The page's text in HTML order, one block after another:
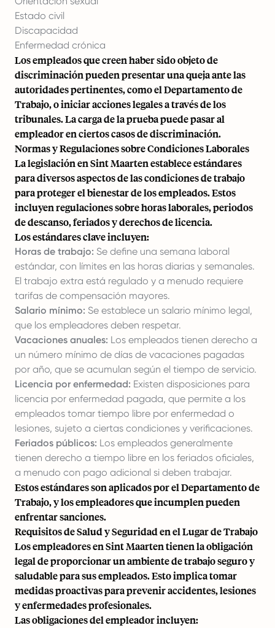
Estado civil
Discapacidad
Enfermedad crónica
Los empleados que creen haber sido objeto de
discriminación pueden presentar una queja ante las
autoridades pertinentes, como el Departamento de
Trabajo, o iniciar acciones legales a través de los
tribunales. La carga de la prueba puede pasar al
empleador en ciertos casos de discriminación.
Normas y Regulaciones sobre Condiciones Laborales
La legislación en Sint Maarten establece estándares
para diversos aspectos de las condiciones de trabajo
para proteger el bienestar de los empleados. Estos
incluyen regulaciones sobre horas laborales, periodos
de descanso, feriados y derechos de licencia.
Los estándares clave incluyen:
Horas de trabajo: Se define una semana laboral
estándar, con límites en las horas diarias y semanales.
El trabajo extra está regulado y a menudo requiere
tarifas de compensación mayores.
Salario mínimo: Se establece un salario mínimo legal,
que los empleadores deben respetar.
Vacaciones anuales: Los empleados tienen derecho a
un número mínimo de días de vacaciones pagadas
por año, que se acumulan según el tiempo de servicio.
Licencia por enfermedad: Existen disposiciones para
licencia por enfermedad pagada, que permite a los
empleados tomar tiempo libre por enfermedad o
lesiones, sujeto a ciertas condiciones y verificaciones.
Feriados públicos: Los empleados generalmente
tienen derecho a tiempo libre en los feriados oficiales,
a menudo con pago adicional si deben trabajar.
Estos estándares son aplicados por el Departamento de
Trabajo, y los empleadores que incumplen pueden
enfrentar sanciones.
Requisitos de Salud y Seguridad en el Lugar de Trabajo
Los empleadores en Sint Maarten tienen la obligación
legal de proporcionar un ambiente de trabajo seguro y
saludable para sus empleados. Esto implica tomar
medidas proactivas para prevenir accidentes, lesiones
y enfermedades profesionales.
Las obligaciones del empleador incluyen: